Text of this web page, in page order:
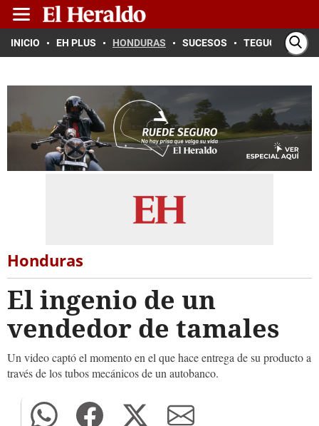
INICIO EH PLUS HONDURAS SUCESOS TEGUCIGALPA
Honduras
El ingenio de un
vendedor de tamales
Un video captó el momento en el que hace entrega de su producto a
través de los tubos mecánicos de un autobanco.